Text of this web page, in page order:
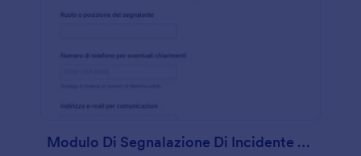
Modulo Di Segnalazione Di Incidente Critico